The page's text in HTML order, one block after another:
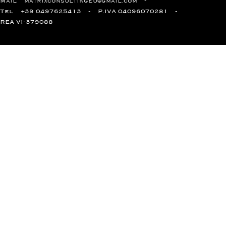
Tel +39 0497625413 P.IVA 04096070281
REA VI-379088